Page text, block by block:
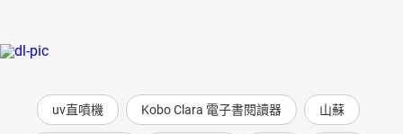
uv直噴機 Kobo Clara 電子書閱讀器 山蘇